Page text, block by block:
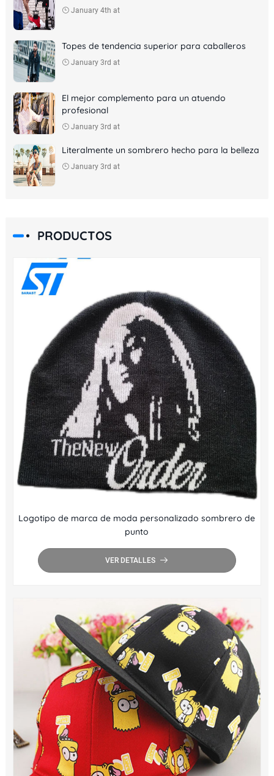
January 4th at
Topes de tendencia superior para caballeros
January 3rd at
El mejor complemento para un atuendo
profesional
January 3rd at
Literalmente un sombrero hecho para la belleza
January 3rd at
PRODUCTOS
Logotipo de marca de moda personalizado sombrero de
punto
VER DETALLES